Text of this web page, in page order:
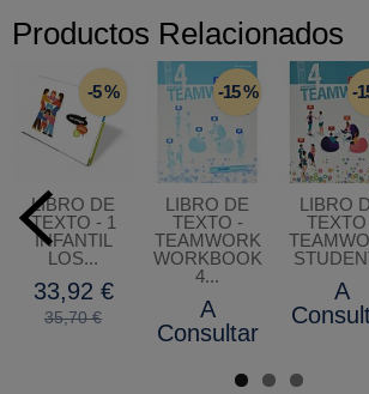
Productos Relacionados
-5 %
LIBRO DE
TEXTO - 1
INFANTIL
LOS...
33,92 €
35,70 €
-15 %
LIBRO DE
TEXTO -
TEAMWORK
WORKBOOK
4...
A
Consultar
-
LIBRO
A